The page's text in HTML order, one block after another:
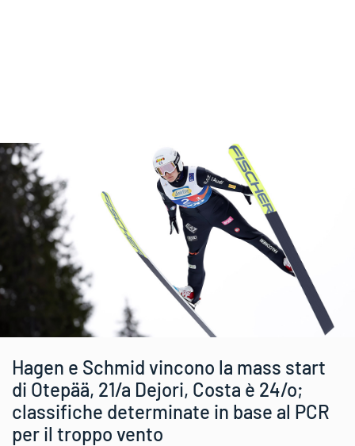
Hagen e Schmid vincono la mass start
di Otepää, 21/a Dejori, Costa è 24/o;
classifiche determinate in base al PCR
per il troppo vento